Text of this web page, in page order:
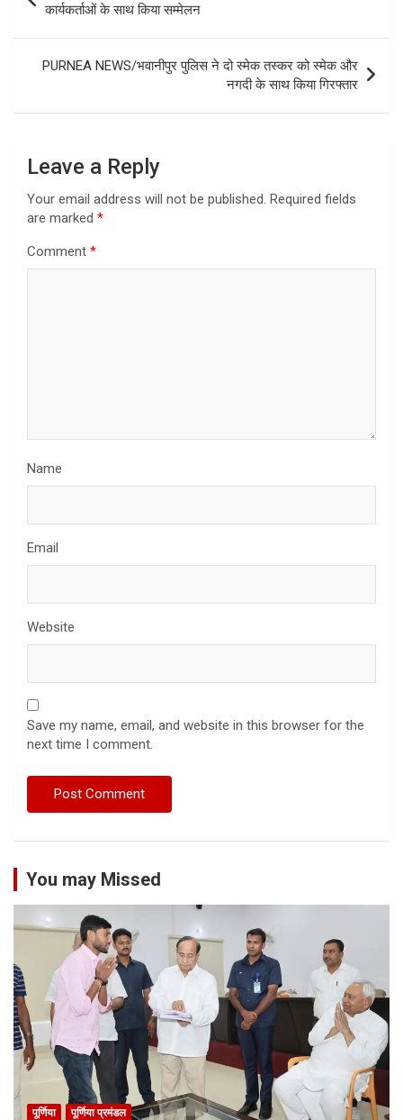
navigation
कार्यकर्ताओं के साथ किया सम्मेलन
PURNEA NEWS/भवानीपुर पुलिस ने दो स्मेक तस्कर को स्मेक और
नगदी के साथ किया गिरफ्तार
Leave a Reply
Your email address will not be published. Required fields
are marked *
Comment *
Name
Email
Website
Save my name, email, and website in this browser for the
next time I comment.
You may Missed
पूर्णिया पूर्णिया प्रमंडल